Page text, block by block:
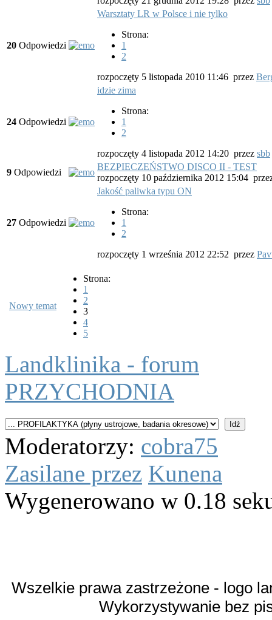
20 Odpowiedzi
Warsztaty LR w Polsce i nie tylko
Strona:
1
2
rozpoczęty 5 listopada 2010 11:46 przez
24 Odpowiedzi
idzie zima
Strona:
1
2
rozpoczęty 4 listopada 2012 14:20 przez sbb
9 Odpowiedzi
BEZPIECZEŃSTWO DISCO II - TEST
rozpoczęty 10 października 2012 15:04
27 Odpowiedzi
Jakość paliwka typu ON
Strona:
1
2
rozpoczęty 1 września 2012 22:52 przez
Nowy temat
Strona:
1
2
3
4
5
Landklinika - forum
PRZYCHODNIA
Moderatorzy: cobra75
Zasilane przez Kunena
Wygenerowano w 0.18
Wszelkie prawa zastrzeżone - logo
Wykorzystywanie bez